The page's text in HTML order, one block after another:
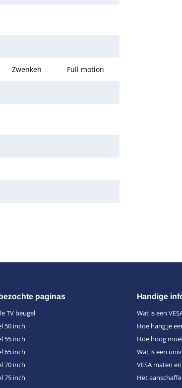
Zwenken Full motion
paginas
TV beugel
50 inch
55 inch
65 inch
70 inch
75 inch
Handige
Wat is een
Hoe hang je
Hoe hoog
Wat is een
VESA maten
Het